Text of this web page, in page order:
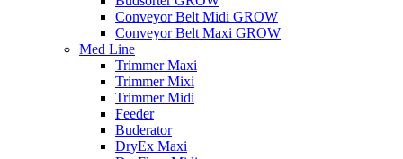
Conveyor Belt Midi GROW
Conveyor Belt Maxi GROW
Med Line
Trimmer Maxi
Trimmer Mixi
Trimmer Midi
Feeder
Buderator
DryEx Maxi